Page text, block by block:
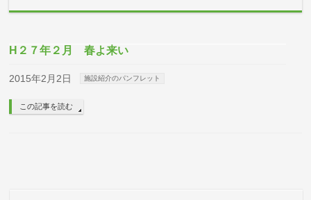
H２７年２月 春よ来い
2015年2月2日 施設紹介のパンフレット
この記事を読む